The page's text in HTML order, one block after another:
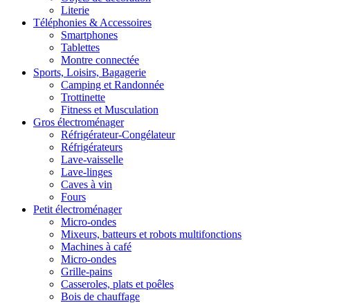
Literie
Téléphonies & Accessoires
Smartphones
Tablettes
Montre connectée
Sports, Loisirs, Bagagerie
Camping et Randonnée
Trottinette
Fitness et Musculation
Gros électroménager
Réfrigérateur-Congélateur
Réfrigérateurs
Lave-vaisselle
Lave-linges
Caves à vin
Fours
Petit électroménager
Micro-ondes
Mixeurs, batteurs et robots multifonctions
Machines à café
Micro-ondes
Grille-pains
Casseroles, plats et poêles
Bois de chauffage